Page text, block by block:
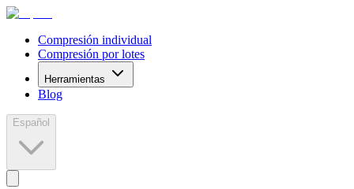
Compresión individual
Compresión por lotes
Herramientas
Blog
Español